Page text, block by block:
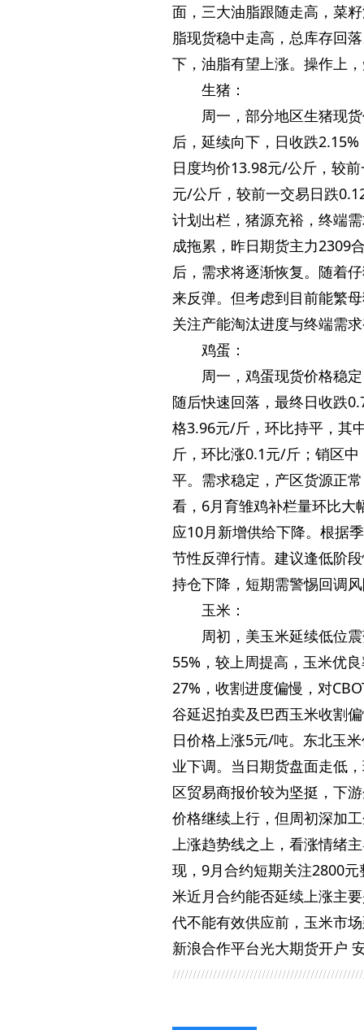
面，三大油脂跟随走高，菜
脂现货稳中走高，总库存回
下，油脂有望上涨。操作上
生猪：
周一，部分地区生猪现
后，延续向下，日收跌
日度均价13.98元/公斤，较
元/公斤，较前一交易日跌
计划出栏，猪源充裕，终端
成拖累，昨日期货主力2309
后，需求将逐渐恢复。随着
来反弹。但考虑到目前能繁
关注产能淘汰进度与终端需
鸡蛋：
周一，鸡蛋现货价格稳
随后快速回落，最终日收跌
格3.96元/斤，环比持平，其
斤，环比涨0.1元/斤；销区
平。需求稳定，产区货源正
看，6月育雏鸡补栏量环比大
应10月新增供给下降。根据
节性反弹行情。建议逢低阶
持仓下降，短期需警惕回调
玉米：
周初，美玉米延续低位
55%，较上周提高，玉米优
27%，收割进度偏慢，对
谷延迟拍卖及巴西玉米收割
日价格上涨5元/吨。东北玉
业下调。当日期货盘面走低
区贸易商报价较为坚挺，下
价格继续上行，但周初深加
上涨趋势线之上，看涨情绪
现，9月合约短期关注2800
米近月合约能否延续上涨主
代不能有效供应前，玉米市
新浪合作平台光大期货开户